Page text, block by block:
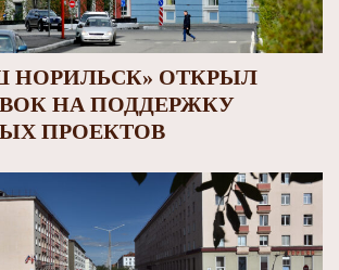
НОРИЛЬСК» ОТКРЫЛ
НА ПОДДЕРЖКУ
ПРОЕКТОВ